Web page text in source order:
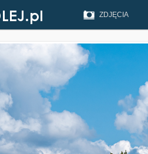
ZDJĘCIA